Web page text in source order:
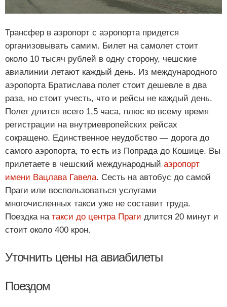
Трансфер в аэропорт с аэропорта придется
организовывать самим. Билет на самолет стоит
около 10 тысяч рублей в одну сторону, чешские
авиалинии летают каждый день. Из международного
аэропорта Братислава полет стоит дешевле в два
раза, но стоит учесть, что и рейсы не каждый день.
Полет длится всего 1,5 часа, плюс ко всему время
регистрации на внутриевропейских рейсах
сокращено. Единственное неудобство — дорога до
самого аэропорта, то есть из Попрада до Кошице. Вы
прилетаете в чешский международный аэропорт
имени Вацлава Гавела. Сесть на автобус до самой
Праги или воспользоваться услугами
многочисленных такси уже не составит труда.
Поездка на такси до центра Праги длится 20 минут и
стоит около 400 крон.
Уточнить цены на авиабилеты
Поездом